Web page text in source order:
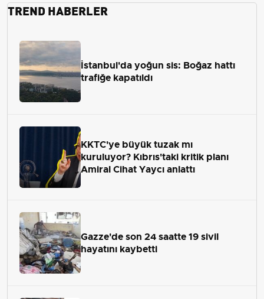
TREND HABERLER
İstanbul'da yoğun sis: Boğaz hattı
trafiğe kapatıldı
KKTC'ye büyük tuzak mı
kuruluyor? Kıbrıs'taki kritik planı
Amiral Cihat Yaycı anlattı
Gazze'de son 24 saatte 19 sivil
hayatını kaybetti